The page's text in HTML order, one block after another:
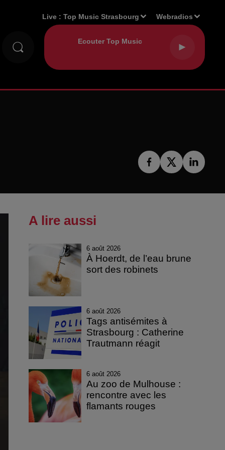
Live :Top Music Strasbourg Webradios
A lire aussi
6 août 2026
À Hoerdt, de l’eau brune
sort des robinets
6 août 2026
Tags antisémites à
Strasbourg : Catherine
Trautmann réagit
6 août 2026
Au zoo de Mulhouse :
rencontre avec les
flamants rouges